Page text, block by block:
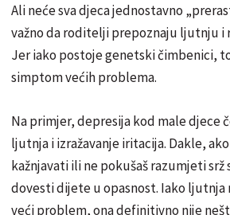
Ali neće sva djeca jednostavno
važno da roditelji prepoznaju ljutnju i
Jer iako postoje genetski čimbenici,
simptom većih problema.
Na primjer, depresija kod male djece
ljutnja i izražavanje iritacija. Dakle,
kažnjavati ili ne pokušaš razumjeti srž
dovesti dijete u opasnost. Iako ljutnja
veći problem, ona definitivno nije